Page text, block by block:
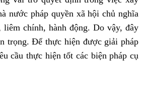
nước pháp quyền xã hội chủ nghĩa
liêm chính, hành động. Do vậy, đây
trọng. Để thực hiện được giải pháp
cầu thực hiện tốt các biện pháp cụ